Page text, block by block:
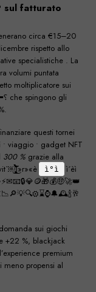
sul fatturato
circa €15–20
rispetto allo
specialistiche . La
volumi puntata
moltiplicatore sui
spingono gli
questi tornei
viaggio • gadget NFT
300 % grazie alla
ì°ì
ì´èì
sui giochi
+22 %, blackjack
premium
meno propensi al